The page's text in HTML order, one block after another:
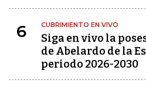
6 CUBRIMIENTO EN VIVO
Siga en vivo la
de Abelardo de la
periodo 2026-2030